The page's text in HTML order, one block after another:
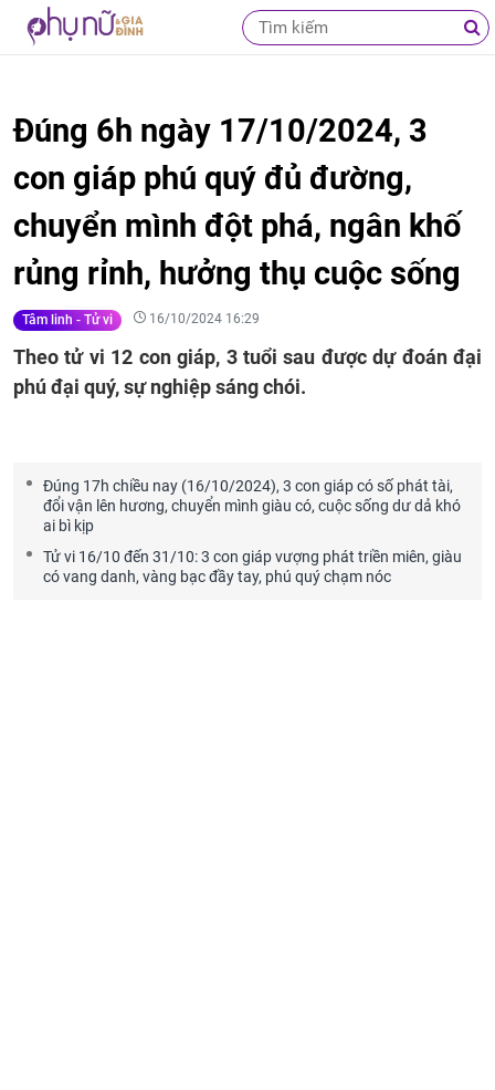
Đúng 6h ngày 17/10/2024, 3
con giáp phú quý đủ đường,
chuyển mình đột phá, ngân khố
rủng rỉnh, hưởng thụ cuộc sống
Tâm linh - Tử vi 16/10/2024 16:29
Theo tử vi 12 con giáp, 3 tuổi sau được dự đoán đại
phú đại quý, sự nghiệp sáng chói.
Đúng 17h chiều nay (16/10/2024), 3 con giáp có số phát tài,
đổi vận lên hương, chuyển mình giàu có, cuộc sống dư dả khó
ai bì kịp
Tử vi 16/10 đến 31/10: 3 con giáp vượng phát triền miên, giàu
có vang danh, vàng bạc đầy tay, phú quý chạm nóc